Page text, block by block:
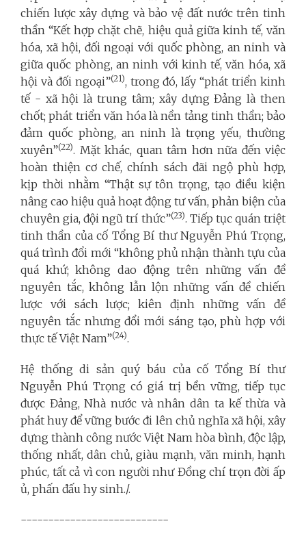
chiến lược xây dựng và bảo vệ đất nước trên tinh
thần “Kết hợp chặt chẽ, hiệu quả giữa kinh tế, văn
hóa, xã hội, đối ngoại với quốc phòng, an ninh và
giữa quốc phòng, an ninh với kinh tế, văn hóa, xã
hội và đối ngoại”(21), trong đó, lấy “phát triển kinh
tế - xã hội là trung tâm; xây dựng Đảng là then
chốt; phát triển văn hóa là nền tảng tinh thần; bảo
đảm quốc phòng, an ninh là trọng yếu, thường
xuyên”(22). Mặt khác, quan tâm hơn nữa đến việc
hoàn thiện cơ chế, chính sách đãi ngộ phù hợp,
kịp thời nhằm “Thật sự tôn trọng, tạo điều kiện
nâng cao hiệu quả hoạt động tư vấn, phản biện của
chuyên gia, đội ngũ trí thức”(23). Tiếp tục quán triệt
tinh thần của cố Tổng Bí thư Nguyễn Phú Trọng,
quá trình đổi mới “không phủ nhận thành tựu của
quá khứ; không dao động trên những vấn đề
nguyên tắc, không lẫn lộn những vấn đề chiến
lược với sách lược; kiên định những vấn đề
nguyên tắc nhưng đổi mới sáng tạo, phù hợp với
thực tế Việt Nam”(24).
Hệ thống di sản quý báu của cố Tổng Bí thư
Nguyễn Phú Trọng có giá trị bền vững, tiếp tục
được Đảng, Nhà nước và nhân dân ta kế thừa và
phát huy để vững bước đi lên chủ nghĩa xã hội, xây
dựng thành công nước Việt Nam hòa bình, độc lập,
thống nhất, dân chủ, giàu mạnh, văn minh, hạnh
phúc, tất cả vì con người như Đồng chí trọn đời ấp
ủ, phấn đấu hy sinh./.
---------------------------